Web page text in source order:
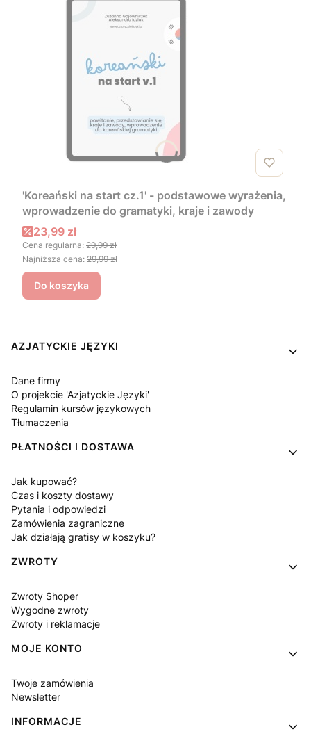
'Koreański na start cz.1' - podstawowe wyrażenia,
wprowadzenie do gramatyki, kraje i zawody
Cena promocyjna
23,99 zł
Cena regularna: 29,99 zł
Najniższa cena: 29,99 zł
Do koszyka
Linki w stopce
AZJATYCKIE JĘZYKI
Dane firmy
O projekcie 'Azjatyckie Języki'
Regulamin kursów językowych
Tłumaczenia
PŁATNOŚCI I DOSTAWA
Jak kupować?
Czas i koszty dostawy
Pytania i odpowiedzi
Zamówienia zagraniczne
Jak działają gratisy w koszyku?
ZWROTY
Zwroty Shoper
Wygodne zwroty
Zwroty i reklamacje
MOJE KONTO
Twoje zamówienia
Newsletter
INFORMACJE